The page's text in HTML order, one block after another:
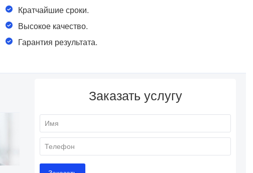
Кратчайшие сроки.
Высокое качество.
Гарантия результата.